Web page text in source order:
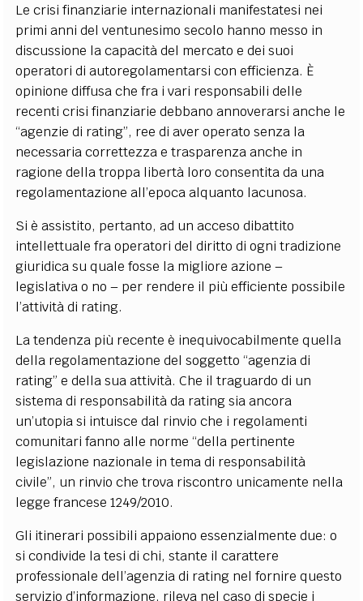
Le crisi finanziarie internazionali manifestatesi nei
primi anni del ventunesimo secolo hanno messo in
discussione la capacità del mercato e dei suoi
operatori di autoregolamentarsi con efficienza. È
opinione diffusa che fra i vari responsabili delle
recenti crisi finanziarie debbano annoverarsi anche le
“agenzie di rating”, ree di aver operato senza la
necessaria correttezza e trasparenza anche in
ragione della troppa libertà loro consentita da una
regolamentazione all’epoca alquanto lacunosa.
Si è assistito, pertanto, ad un acceso dibattito
intellettuale fra operatori del diritto di ogni tradizione
giuridica su quale fosse la migliore azione –
legislativa o no – per rendere il più efficiente possibile
l’attività di rating.
La tendenza più recente è inequivocabilmente quella
della regolamentazione del soggetto “agenzia di
rating” e della sua attività. Che il traguardo di un
sistema di responsabilità da rating sia ancora
un’utopia si intuisce dal rinvio che i regolamenti
comunitari fanno alle norme “della pertinente
legislazione nazionale in tema di responsabilità
civile”, un rinvio che trova riscontro unicamente nella
legge francese 1249/2010.
Gli itinerari possibili appaiono essenzialmente due: o
si condivide la tesi di chi, stante il carattere
professionale dell’agenzia di rating nel fornire questo
servizio d’informazione, rileva nel caso di specie i